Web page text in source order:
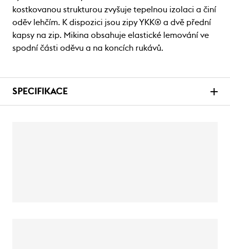
kostkovanou strukturou zvyšuje tepelnou izolaci a činí
oděv lehčím. K dispozici jsou zipy YKK® a dvě přední
kapsy na zip. Mikina obsahuje elastické lemování ve
spodní části oděvu a na koncích rukávů.
SPECIFIKACE